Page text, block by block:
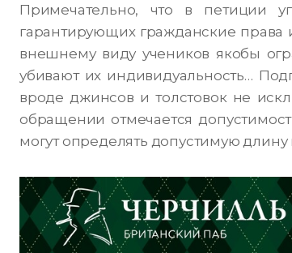
Примечательно, что в петиции
гарантирующих гражданские права
внешнему виду учеников якобы
убивают их индивидуальность…
вроде джинсов и толстовок не
обращении отмечается
могут определять допустимую